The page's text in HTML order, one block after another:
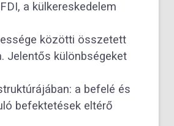
a külkereskedelem
közötti összetett
Jelentős különbségeket
a befelé és
befektetések eltérő